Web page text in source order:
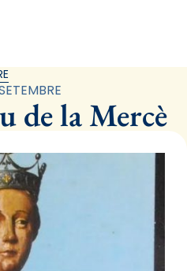
de la Mercè